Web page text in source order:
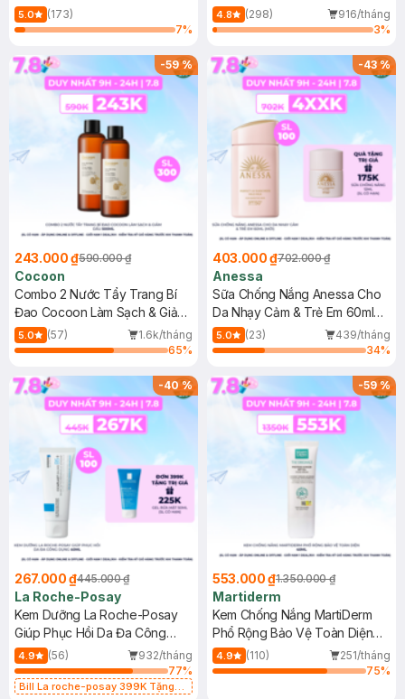
150ml
5.0
(173)
7%
4.8 (298)
916/tháng
3%
-59%
243.000 ₫590.000 ₫
Cocoon
Combo 2 Nước Tẩy Trang Bí
Đao Cocoon Làm Sạch & Giảm
Dầu 500ml
5.0 (57)
1.6k/tháng
65%
-43%
403.000 ₫702.000 ₫
Anessa
Sữa Chống Nắng Anessa Cho
Da Nhạy Cảm & Trẻ Em 60ml
(Mới)
5.0 (23)
439/tháng
34%
-40%
267.000 ₫445.000 ₫
La Roche-Posay
Kem Dưỡng La Roche-Posay
Giúp Phục Hồi Da Đa Công
Dụng 40ml
4.9 (56)
932/tháng
77%
Bill La roche-posay 399K Tặng
-59%
553.000 ₫1.350.000 ₫
Martiderm
Kem Chống Nắng MartiDerm
Phổ Rộng Bảo Vệ Toàn Diện
40ml
4.9 (110)
251/tháng
75%